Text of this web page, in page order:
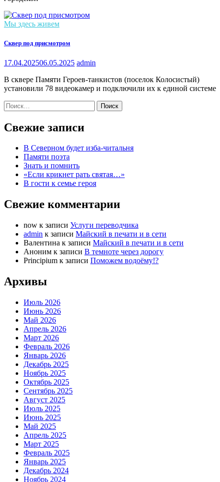
Мы здесь живем
Сквер под присмотром
17.04.202506.05.2025 admin
В сквере Памяти Героев-танкистов (поселок Колосистый)
установили 78 видеокамер и подключили их к единой системе
Найти:
Свежие записи
В Северном будет изба-читальня
Памяти поэта
Знать и помнить
«Если крикнет рать святая…»
В гости к семье героя
Свежие комментарии
now к записи Услуги переводчика
admin к записи Майский в печати и в сети
Валентина к записи Майский в печати и в сети
Аноним к записи В темноте через дорогу
Principium к записи Поможем водоёму!?
Архивы
Июль 2026
Июнь 2026
Май 2026
Апрель 2026
Март 2026
Февраль 2026
Январь 2026
Декабрь 2025
Ноябрь 2025
Октябрь 2025
Сентябрь 2025
Август 2025
Июль 2025
Июнь 2025
Май 2025
Апрель 2025
Март 2025
Февраль 2025
Январь 2025
Декабрь 2024
Ноябрь 2024